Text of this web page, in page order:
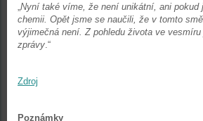
„Nyní také víme, že není unikátní, ani pokud
chemii. Opět jsme se naučili, že v tomto
výjimečná není. Z pohledu života ve
zprávy.“
Zdroj
Poznámky